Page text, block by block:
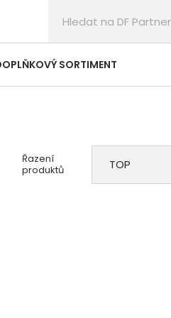
SORTIMENT
Řazení
produktů
TOP